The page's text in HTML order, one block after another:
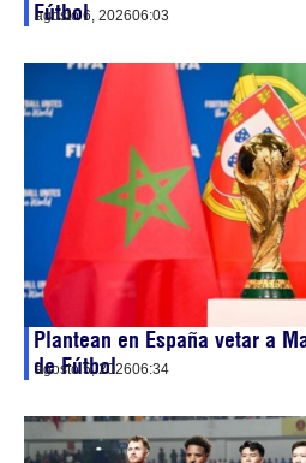
Fútbol
agosto 6, 202606:03
Plantean en España vetar a
de Fútbol
agosto 5, 202606:34